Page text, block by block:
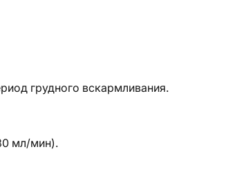
грудного вскармливания.
мл/мин).